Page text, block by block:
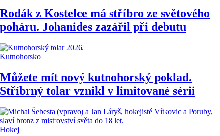
Rodák z Kostelce má stříbro ze světového
poháru. Johanides zazářil při debutu
Kutnohorsko
Můžete mít nový kutnohorský poklad.
Stříbrný tolar vznikl v limitované sérii
Hokej